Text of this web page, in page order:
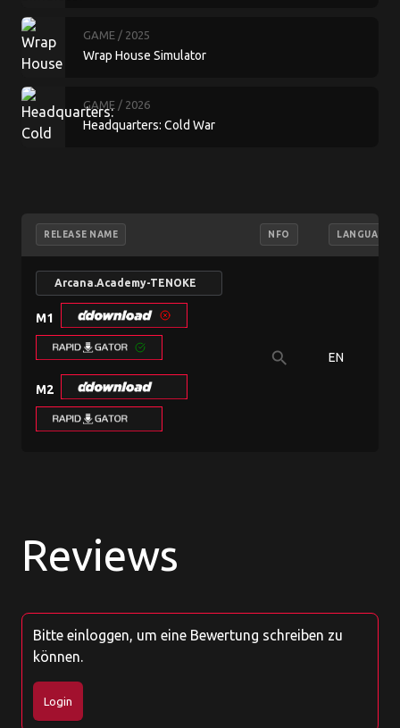
GAME / 2025
Wrap House Simulator
GAME / 2026
Headquarters: Cold War
RELEASE NAME NFO LANGUAGE
Arcana.Academy-TENOKE
M1
M2
search EN
Reviews
Bitte einloggen, um eine Bewertung schreiben zu
können.
Login